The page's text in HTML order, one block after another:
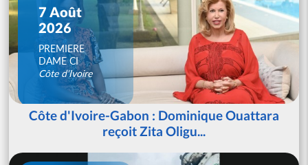
7 Août
2026
PREMIERE
DAME CI
Côte d'Ivoire
Côte d'Ivoire-Gabon : Dominique Ouattara
reçoit Zita Oligu...